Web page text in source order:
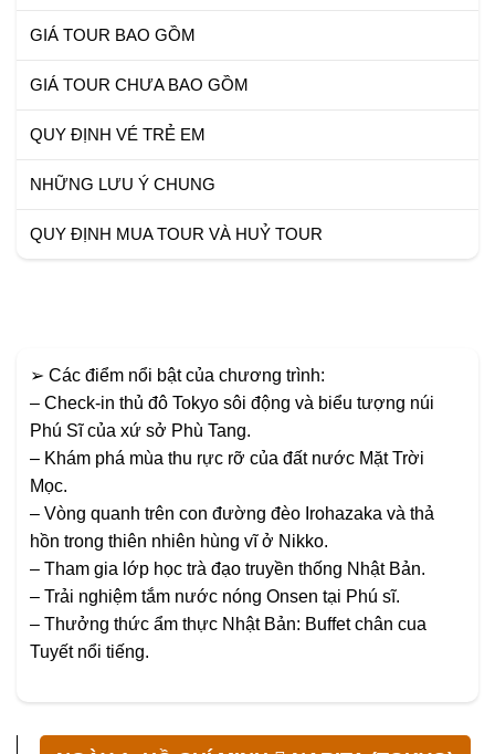
GIÁ TOUR BAO GỒM
GIÁ TOUR CHƯA BAO GỒM
QUY ĐỊNH VÉ TRẺ EM
NHỮNG LƯU Ý CHUNG
QUY ĐỊNH MUA TOUR VÀ HUỶ TOUR
➢ Các điểm nổi bật của chương trình:
– Check-in thủ đô Tokyo sôi động và biểu tượng núi
Phú Sĩ của xứ sở Phù Tang.
– Khám phá mùa thu rực rỡ của đất nước Mặt Trời
Mọc.
– Vòng quanh trên con đường đèo Irohazaka và thả
hồn trong thiên nhiên hùng vĩ ở Nikko.
– Tham gia lớp học trà đạo truyền thống Nhật Bản.
– Trải nghiệm tắm nước nóng Onsen tại Phú sĩ.
– Thưởng thức ẩm thực Nhật Bản: Buffet chân cua
Tuyết nổi tiếng.